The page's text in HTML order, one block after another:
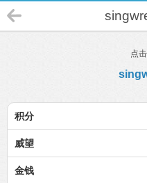
点
积分
威望
金钱